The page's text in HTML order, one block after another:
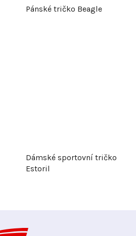
Pánské tričko Beagle
Dámské sportovní tričko
Estoril